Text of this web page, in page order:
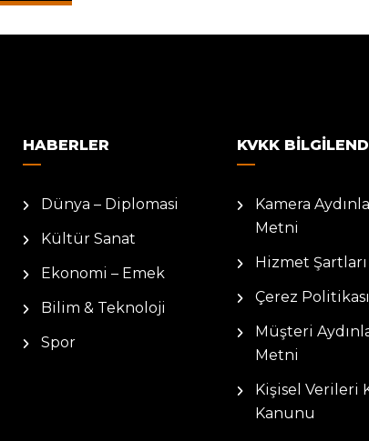
HABERLER
Dünya – Diplomasi
Kültür Sanat
Ekonomi – Emek
Bilim & Teknoloji
Spor
KVKK
Kamera
Metni
Hizmet Şartları
Çerez Politikası
Müşteri
Metni
Kişisel Verileri
Kanunu